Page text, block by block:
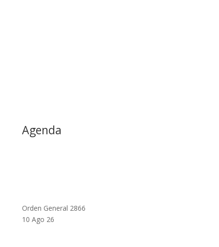
Agenda
Orden General 2866
10 Ago 26